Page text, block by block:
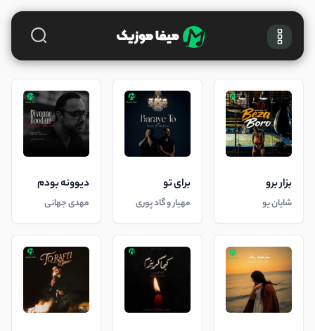
بزار برو
شایان یو
برای تو
مهیار و گاد پوری
دیوونه بودم
مهدی جهانی